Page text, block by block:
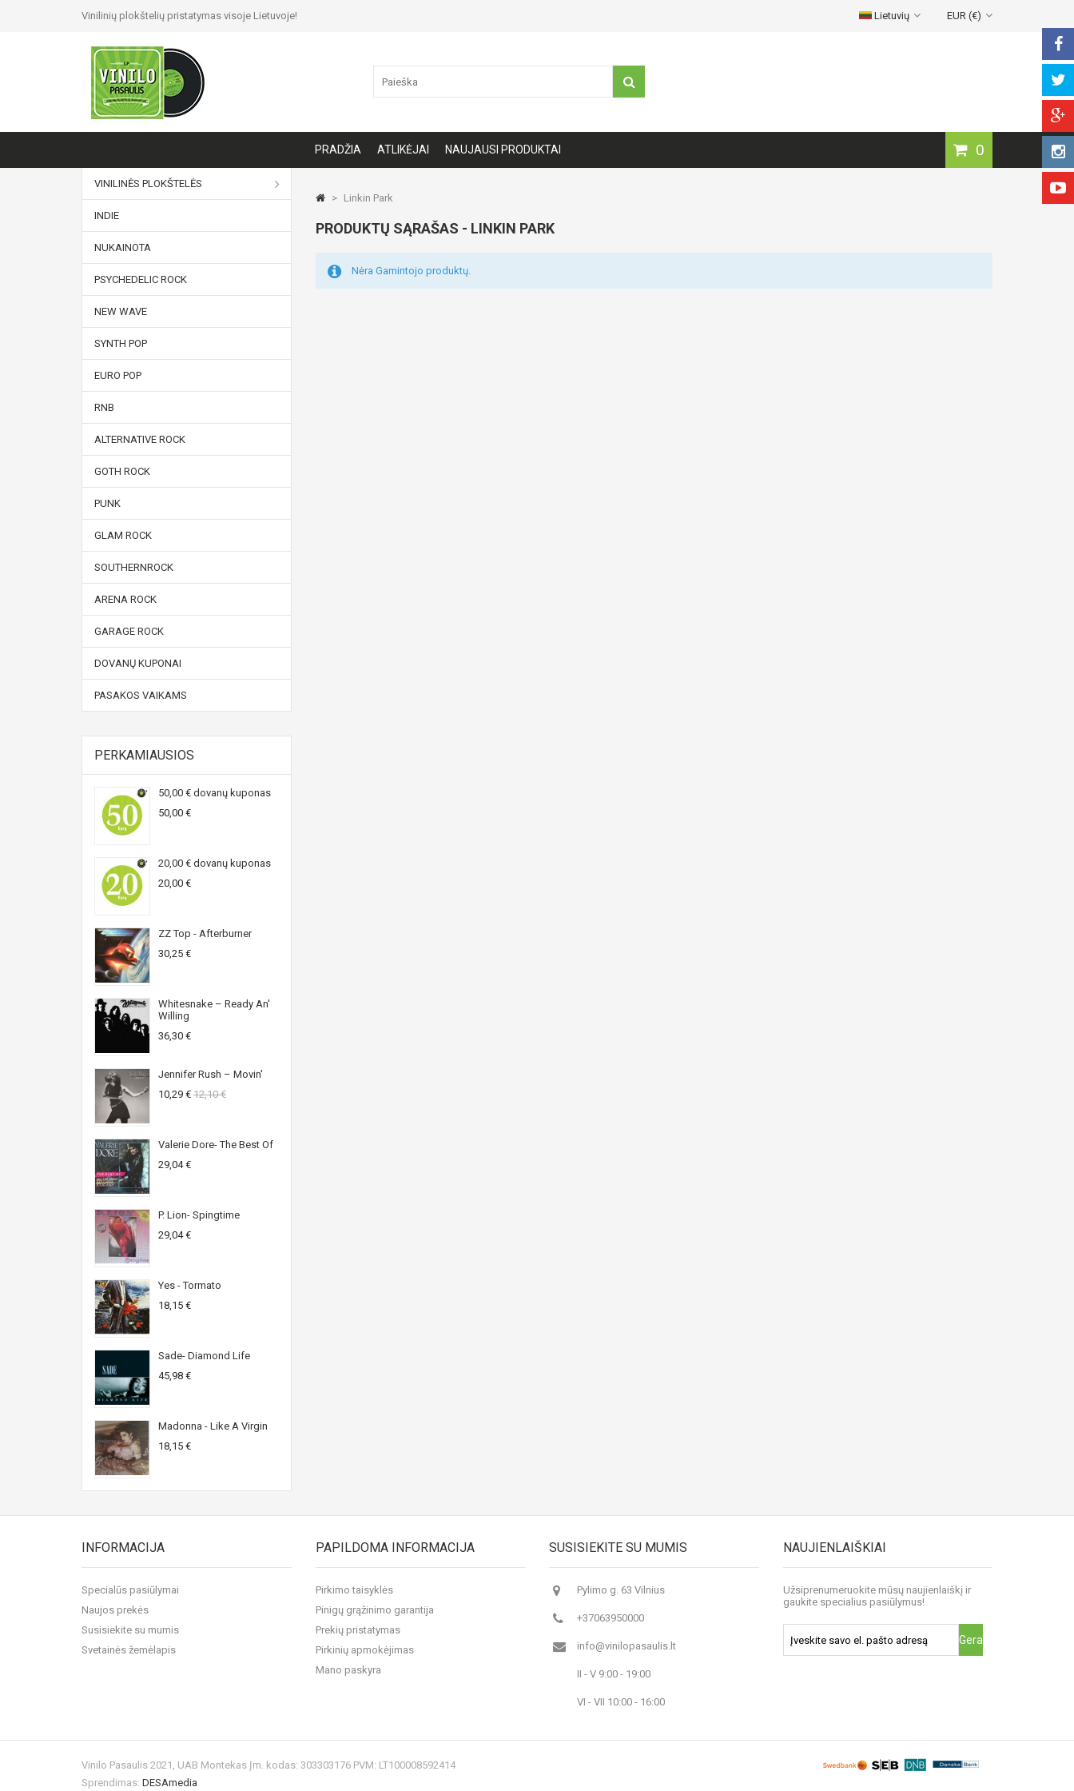
Vinilinių plokštelių pristatymas visoje Lietuvoje! EUR (€)
Lietuvių
0
PRADŽIA ATLIKĖJAI NAUJAUSI PRODUKTAI
VINILINĖS PLOKŠTELĖS
INDIE
NUKAINOTA
PSYCHEDELIC ROCK
NEW WAVE
SYNTH POP
EURO POP
RNB
ALTERNATIVE ROCK
GOTH ROCK
PUNK
GLAM ROCK
SOUTHERNROCK
ARENA ROCK
GARAGE ROCK
DOVANŲ KUPONAI
PASAKOS VAIKAMS
PERKAMIAUSIOS
50,00 € dovanų kuponas
50,00 €
20,00 € dovanų kuponas
20,00 €
ZZ Top - Afterburner
30,25 €
Whitesnake ‎– Ready An'
Willing
36,30 €
Jennifer Rush ‎– Movin'
10,29 € 12,10 €
Valerie Dore- The Best Of
29,04 €
P. Lion- Spingtime
29,04 €
Yes - Tormato
18,15 €
Sade- Diamond Life
45,98 €
Madonna - Like A Virgin
18,15 €
> Linkin Park
PRODUKTŲ SĄRAŠAS - LINKIN PARK
Nėra Gamintojo produktų.
INFORMACIJA
Specialūs pasiūlymai
Naujos prekės
Susisiekite su mumis
Svetainės žemėlapis
PAPILDOMA INFORMACIJA
Pirkimo taisyklės
Pinigų grąžinimo garantija
Prekių pristatymas
Pirkinių apmokėjimas
Mano paskyra
SUSISIEKITE SU MUMIS
Pylimo g. 63 Vilnius
+37063950000
info@vinilopasaulis.lt
II - V 9:00 - 19:00
VI - VII 10:00 - 16:00
NAUJIENLAIŠKIAI
Užsiprenumeruokite mūsų naujienlaiškį ir
gaukite specialius pasiūlymus!
Gerai
Vinilo Pasaulis 2021, UAB Montekas Įm. kodas: 303303176 PVM: LT100008592414
Sprendimas: DESAmedia